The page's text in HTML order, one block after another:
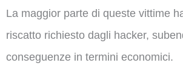
La maggior parte di queste vittime
riscatto richiesto dagli hacker,
conseguenze in termini economici.